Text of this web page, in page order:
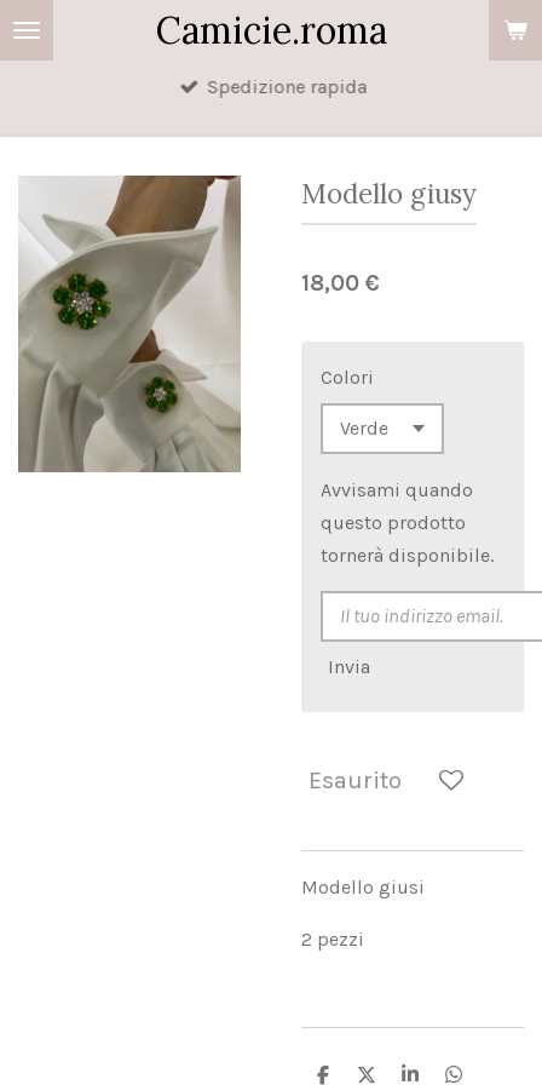
Vai
al
Camicie.roma
Spedizione rapida
Modello giusy
18,00 €
Colori
Avvisami quando
questo prodotto
tornerà disponibile.
Invia
Esaurito
Modello giusi
2 pezzi